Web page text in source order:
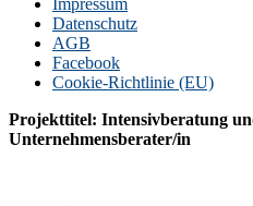
Datenschutz
AGB
Facebook
Cookie-Richtlinie (EU)
Projekttitel: Intensivberatung
Unternehmensberater/in